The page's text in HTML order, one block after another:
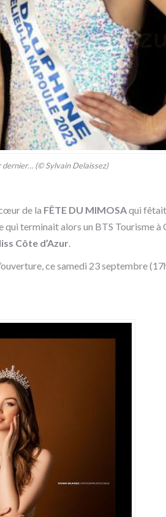
(© Sylvain Delaissez)
de la FÊTE DU MIMOSAqui
terminait alors un BTS Tourisme à
Côte d’Azur.
ce samedi 23 septembre